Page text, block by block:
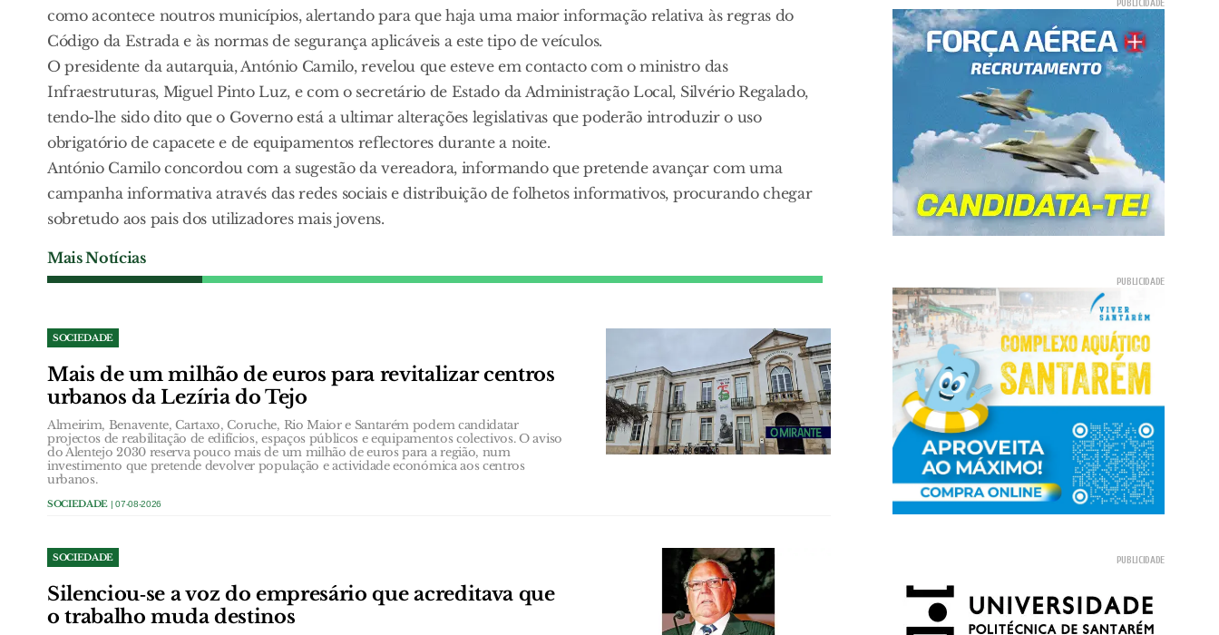
como acontece noutros municípios, alertando para que haja uma maior informação relativa às regras do
Código da Estrada e às normas de segurança aplicáveis a este tipo de veículos.
O presidente da autarquia, António Camilo, revelou que esteve em contacto com o ministro das
Infraestruturas, Miguel Pinto Luz, e com o secretário de Estado da Administração Local, Silvério Regalado,
tendo-lhe sido dito que o Governo está a ultimar alterações legislativas que poderão introduzir o uso
obrigatório de capacete e de equipamentos reflectores durante a noite.
António Camilo concordou com a sugestão da vereadora, informando que pretende avançar com uma
campanha informativa através das redes sociais e distribuição de folhetos informativos, procurando chegar
sobretudo aos pais dos utilizadores mais jovens.
Mais Notícias
SOCIEDADE
Mais de um milhão de euros para revitalizar centros
urbanos da Lezíria do Tejo
Almeirim, Benavente, Cartaxo, Coruche, Rio Maior e Santarém podem candidatar
projectos de reabilitação de edifícios, espaços públicos e equipamentos colectivos. O aviso
do Alentejo 2030 reserva pouco mais de um milhão de euros para a região, num
investimento que pretende devolver população e actividade económica aos centros
urbanos.
SOCIEDADE | 07-08-2026
SOCIEDADE
Silenciou‑se a voz do empresário que acreditava que
o trabalho muda destinos